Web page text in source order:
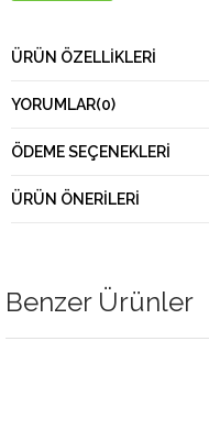
ÜRÜN ÖZELLIKLERI
YORUMLAR(0)
ÖDEME SEÇENEKLERI
ÜRÜN ÖNERILERI
Benzer Ürünler